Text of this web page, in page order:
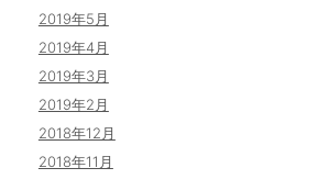
2019年5月
2019年4月
2019年3月
2019年2月
2018年12月
2018年11月